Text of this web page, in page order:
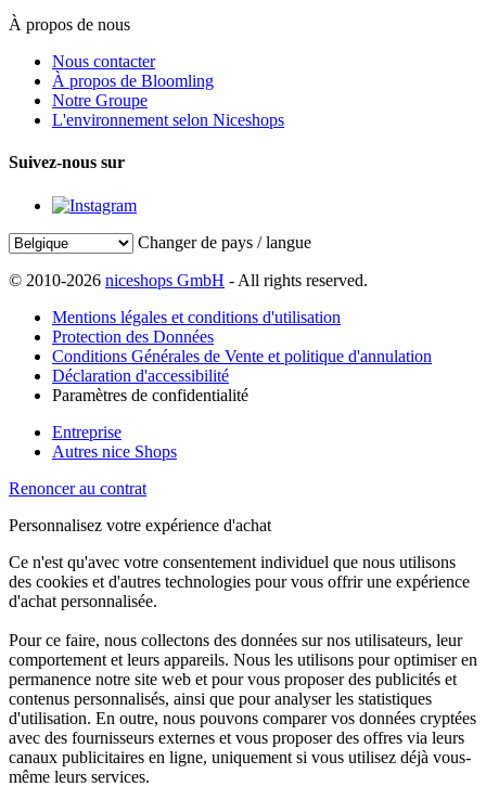
À propos de nous
Nous contacter
À propos de Bloomling
Notre Groupe
L'environnement selon Niceshops
Suivez-nous sur
Changer de pays / langue
© 2010-2026 niceshops GmbH - All rights reserved.
Mentions légales et conditions d'utilisation
Protection des Données
Conditions Générales de Vente et politique d'annulation
Déclaration d'accessibilité
Paramètres de confidentialité
Entreprise
Autres nice Shops
Renoncer au contrat
Personnalisez votre expérience d'achat
Ce n'est qu'avec votre consentement individuel que nous utilisons
des cookies et d'autres technologies pour vous offrir une expérience
d'achat personnalisée.
Pour ce faire, nous collectons des données sur nos utilisateurs, leur
comportement et leurs appareils. Nous les utilisons pour optimiser en
permanence notre site web et pour vous proposer des publicités et
contenus personnalisés, ainsi que pour analyser les statistiques
d'utilisation. En outre, nous pouvons comparer vos données cryptées
avec des fournisseurs externes et vous proposer des offres via leurs
canaux publicitaires en ligne, uniquement si vous utilisez déjà vous-
même leurs services.